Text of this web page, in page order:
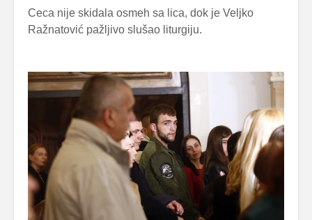
Ceca nije skidala osmeh sa lica, dok je Veljko
Ražnatović pažljivo slušao liturgiju.